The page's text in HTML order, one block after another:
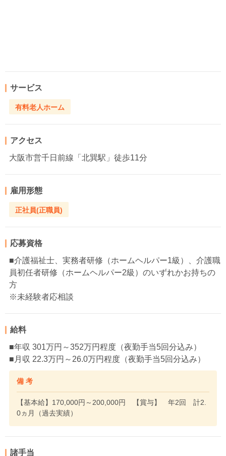
サービス
有料老人ホーム
アクセス
大阪市営千日前線「北巽駅」徒歩11分
雇用形態
正社員(正職員)
応募資格
■介護福祉士、実務者研修（ホームヘルパー1級）、介護職
員初任者研修（ホームヘルパー2級）のいずれかお持ちの
方
※未経験者応相談
給料
■年収 301万円～352万円程度（夜勤手当5回分込み）
■月収 22.3万円～26.0万円程度（夜勤手当5回分込み）
備 考
【基本給】170,000円～200,000円 【賞与】 年2回 計2.
0ヵ月（過去実績）
諸手当